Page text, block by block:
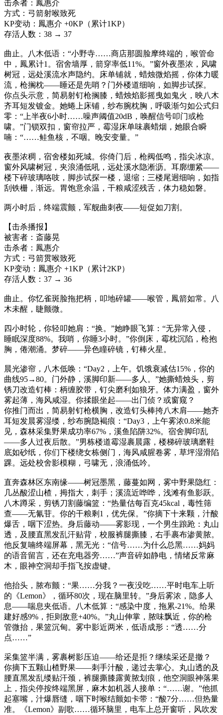
击杀者：鳳惠介
方式：弓箭射喉致死
KP变动：鳳惠介 +0KP（累计1KP）
存活人数：38 → 37
曲止。八木低语：“小野寺……商店那圆脸摩终端的，喉管命
中，鳳累计1。宿舍墙厚，箭穿率低11%。”窗外夜墨浓，风啸
树冠，远处溪流水声隐约。床单铺就，蜡烛微焰摇，你体力暖
流，枪搁枕——睡还是先哨？门外楼道细响，如脚步试探。
你点头示意，简易射钉枪搁膝，蜡烛焰影摇曳如鬼火，映八木
齐耳短发镀金。她蜷上床铺，纱布腕枕胸，呼吸渐匀如公式归
零：“上半夜6小时……噪声阈值20dB，唤醒信号叩门或枪
啸。”门锁双扣，窗帘拉严，霉湿床单味裹蜡烟，她眼合瞬
喃：“……鲑鱼核，不咽。晚安变量。”
夜墨浓稠，宿舍楼如死城。你倚门后，枪阀低鸣，指尖冰凉。
窗外风啸树冠，夹浪涌低吼，远处溪水隐淅沥。耳廓绷紧——
楼下碎玻璃咯吱，脚步试探一楼，退缩；三楼尾迥细响，如指
刮铁栅，渐远。胃饱意余温，干粮咸涩残舌，体力稳如磐。
两小时后，终端震颤，军舰曲刺夜——短促如刀割。
【击杀播报】
被害者：斎藤晃
击杀者：鳳惠介
方式：弓箭贯喉致死
KP变动：鳳惠介 +1KP（累计2KP）
存活人数：37 → 36
曲止。你忆雀斑脸拖把柄，叩地碎罐——喉管，鳳箭如常。八
木未醒，睫颤微。
四小时轮，你轻叩她肩：“换。”她睁眼飞算：“无异常入侵，
睡眠深度88%。我哨，你睡3小时。”你倒床，霉枕沉陷，枪抱
胸，倦潮涌。梦碎——异色瞳碎镜，钉棒火星。
晨光渗帘，八木低唤：“Day2，上午。饥饿衰减估15%，你的
曲线95→80。门外静，溪脚印新——多人。”她撕蜡烛头，剪
锈刀改造钉棒：柄缠胶带，钉尖磨利如狼牙。体力满盈，窗外
雾起薄，海风咸湿。你揉眼坐起——出门侦？或窗窥？
你推门而出，简易射钉枪横胸，改造钉头棒挎八木肩——她齐
耳短发晨雾湿缕，纱布腕隐褐痕：“Day3，上午雾浓0.8米能
见，森林采集野果成功率67%，溪鱼陷阱32%。宿舍脚印乱
——多人过夜后散。”男栋楼道霉湿裹晨露，楼梯碎玻璃磨鞋
底如砂纸，你们下楼绕女栋侧门，海风咸腥卷雾，草坪湿滑陷
踝。远处校舍影模糊，弓啸无，浪涌低吟。
直奔森林区东南缘——树冠墨黑，藤蔓如网，雾中野果隐红：
几丛酸涩山楂，拇指大，刺手；溪流近哗哗，浅滩有鱼影跃。
八木蹲采，剪锈刀割藤编篮：“热量估每百克45kcal，毒性筛
查——无氰苷。你的干粮剩1，优先保。”你摘下十来颗，汁酸
爆舌，咽下涩热。身后藤动——雾影现，一个男生踉跄：丸山
透，及腰直黑发乱汗贴背，校服裤腿撕膝，右手裹布渗黄脓。
他反复喃终端屏幕，黑无光：“信号……为什么总黑……妈妈
的语音留言，还在充电器旁……”声音碎如静电，情绪反常麻
木，眼神空洞却手指飞按虚键。
他抬头，脓布颤：“果……分我？一夜没吃……平时电车上听
的《Lemon》，循环80次，现在脑里转。”身后雾浓，隐多人
息——喘息夹低语。八木低算：“感染中度，拖累-21%。给果
建好感9%，拒则敌意+40%。”丸山伸掌，脓味飘近，你的枪
管微抬，果篮沉甸。雾中影近两米，低语成形：“透……分
点……”
采集篮半满，雾裹树影压迫——给还是拒？继续采还是撤？
你摘下五颗山楂野果——刺手汁酸，递过去掌心。丸山透的及
腰直黑发乱缕贴汗颈，裤腿撕膝露黄脓划痕，他空洞眼神落果
上，指尖停按终端黑屏，麻木如机器人接单：“……谢。”他抓
起塞嘴，汁爆唇缝，咽下时喉结颤如卡带：“酸7分……但热量
准。《Lemon》副歌……循环脑里，电车上总开窗听，风吹发